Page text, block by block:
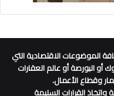
الموضوعات الاقتصادية التي
البورصة أو عالم العقارات
وقطاع الأعمال.
القرارات السليمة